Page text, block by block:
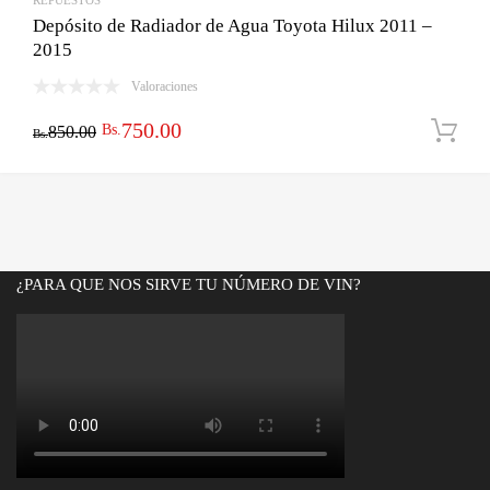
Depósito de Radiador de Agua Toyota Hilux 2011 –
2015
Valoraciones
Bs.850.00 El
Bs.850.00.
Bs.750.00El
Bs.750.00.
¿PARA QUE NOS SIRVE TU NÚMERO DE VIN?